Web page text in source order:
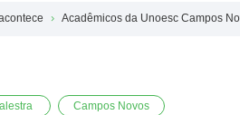
Acadêmicos da Unoesc Campos
Campos Novos